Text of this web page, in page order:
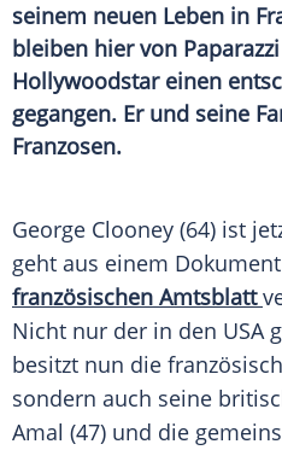
seinem neuen Leben in
bleiben hier von
Hollywoodstar einen
gegangen. Er und seine
Franzosen.
George Clooney (64) ist
geht aus einem
französischen Amtsblatt
Nicht nur der in den USA
besitzt nun die
sondern auch seine
Amal (47) und die